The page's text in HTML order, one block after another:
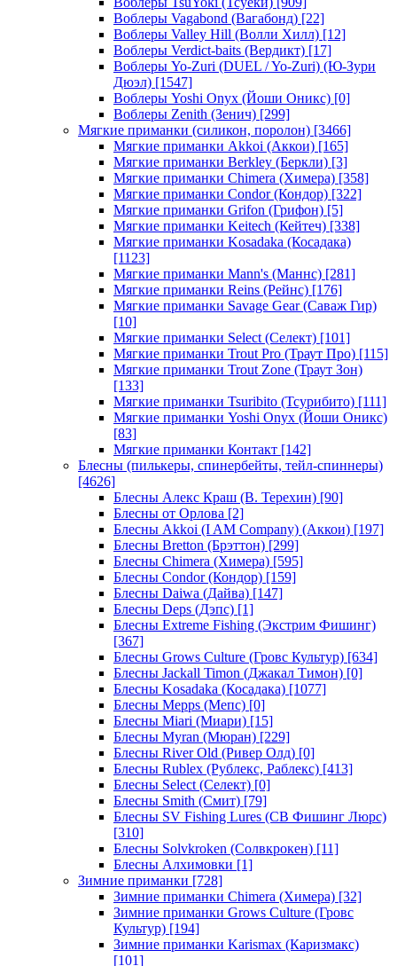
Воблеры Vagabond (Вагабонд) [22]
Воблеры Valley Hill (Волли Хилл) [12]
Воблеры Verdict-baits (Вердикт) [17]
Воблеры Yo-Zuri (DUEL / Yo-Zuri) (Ю-Зури
Дюэл) [1547]
Воблеры Yoshi Onyx (Йоши Оникс) [0]
Воблеры Zenith (Зенич) [299]
Мягкие приманки (силикон, поролон) [3466]
Мягкие приманки Akkoi (Аккои) [165]
Мягкие приманки Berkley (Беркли) [3]
Мягкие приманки Chimera (Химера) [358]
Мягкие приманки Condor (Кондор) [322]
Мягкие приманки Grifon (Грифон) [5]
Мягкие приманки Keitech (Кейтеч) [338]
Мягкие приманки Kosadaka (Косадака)
[1123]
Мягкие приманки Mann's (Маннс) [281]
Мягкие приманки Reins (Рейнс) [176]
Мягкие приманки Savage Gear (Саваж Гир)
[10]
Мягкие приманки Select (Селект) [101]
Мягкие приманки Trout Pro (Траут Про) [115]
Мягкие приманки Trout Zone (Траут Зон)
[133]
Мягкие приманки Tsuribito (Тсурибито) [111]
Мягкие приманки Yoshi Onyx (Йоши Оникс)
[83]
Мягкие приманки Контакт [142]
Блесны (пилькеры, спинербейты, тейл-спиннеры)
[4626]
Блесны Алекс Краш (В. Терехин) [90]
Блесны от Орлова [2]
Блесны Akkoi (I AM Company) (Аккои) [197]
Блесны Bretton (Брэттон) [299]
Блесны Chimera (Химера) [595]
Блесны Condor (Кондор) [159]
Блесны Daiwa (Дайва) [147]
Блесны Deps (Дэпс) [1]
Блесны Extreme Fishing (Экстрим Фишинг)
[367]
Блесны Grows Culture (Гровс Культур) [634]
Блесны Jackall Timon (Джакал Тимон) [0]
Блесны Kosadaka (Косадака) [1077]
Блесны Mepps (Мепс) [0]
Блесны Miari (Миари) [15]
Блесны Myran (Мюран) [229]
Блесны River Old (Ривер Олд) [0]
Блесны Rublex (Рублекс, Раблекс) [413]
Блесны Select (Селект) [0]
Блесны Smith (Смит) [79]
Блесны SV Fishing Lures (СВ Фишинг Люрс)
[310]
Блесны Solvkroken (Солвкрокен) [11]
Блесны Алхимовки [1]
Зимние приманки [728]
Зимние приманки Chimera (Химера) [32]
Зимние приманки Grows Culture (Гровс
Культур) [194]
Зимние приманки Karismax (Каризмакс)
[101]